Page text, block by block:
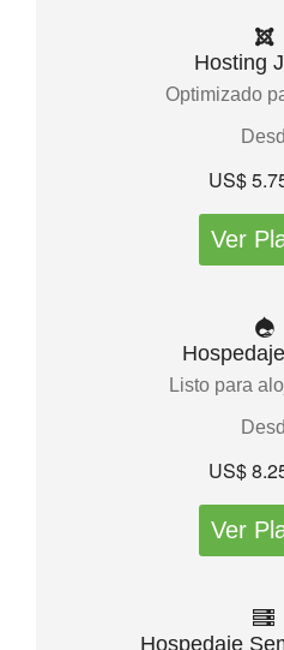
Hosting
Optimizado
US$
Ver
Listo para
US$
Ver
Hospedaje